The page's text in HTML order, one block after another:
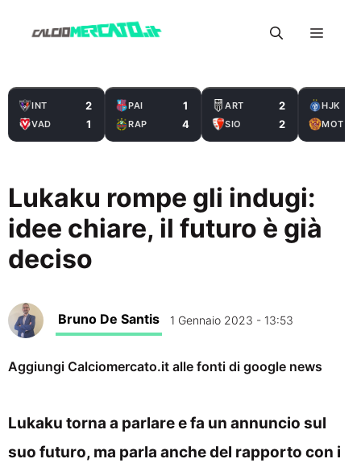
Menu
INT 2
VAD 1
PAI 1
RAP 4
ART 2
SIO 2
HJK
MOT
Lukaku rompe gli indugi:
idee chiare, il futuro è già
deciso
Bruno De Santis 1 Gennaio 2023 - 13:53
Aggiungi Calciomercato.it alle fonti di google news
Lukaku torna a parlare e fa un annuncio sul
suo futuro, ma parla anche del rapporto con i